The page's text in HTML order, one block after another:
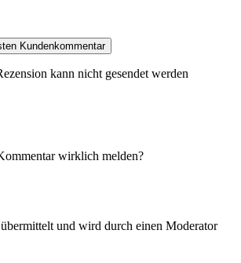
Kundenkommentar
kann nicht gesendet werden
wirklich melden?
und wird durch einen Moderator